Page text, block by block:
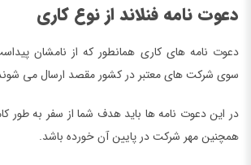
دعوت نامه فنلاند از نوع کاری
دعوت نامه های کاری همانطور که از نامشان
سوی شرکت های معتبر در کشور مقصد ارسال می
در این دعوت نامه ها باید هدف شما از سفر به طور
همچنین مهر شرکت در پایین آن خورده باشد.